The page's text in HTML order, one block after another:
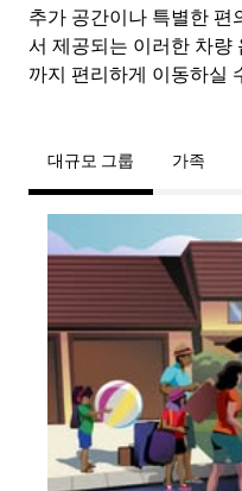
추가 공간이나 특별한
서 제공되는 이러한 차량
까지 편리하게 이동하실
대규모 그룹 가족